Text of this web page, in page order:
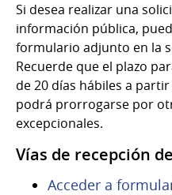
Si desea realizar una
información pública,
formulario adjunto en la
Recuerde que el plazo
de 20 días hábiles a
podrá prorrogarse por
excepcionales.
Vías de recepción
Acceder a